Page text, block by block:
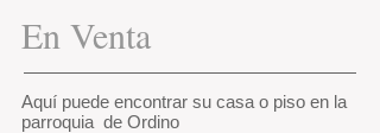
En Venta
Aquí puede encontrar su casa o piso en la
parroquia de Ordino